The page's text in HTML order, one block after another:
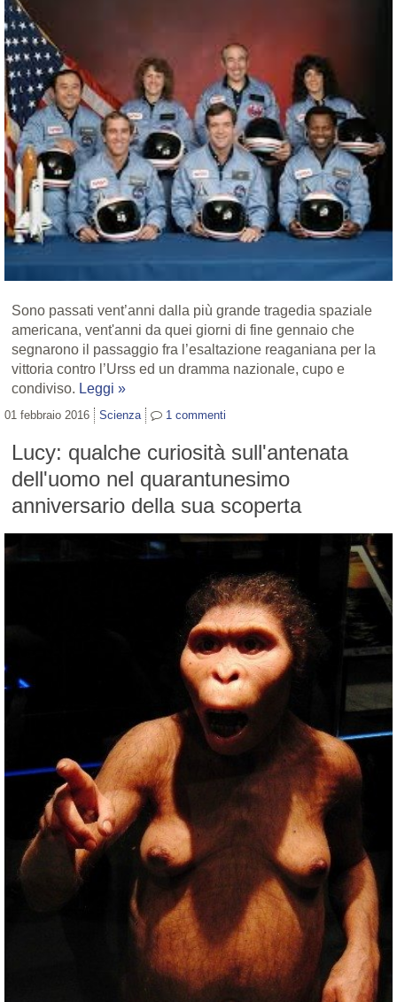
Sono passati vent’anni dalla più grande tragedia spaziale
americana, vent'anni da quei giorni di fine gennaio che
segnarono il passaggio fra l’esaltazione reaganiana per la
vittoria contro l’Urss ed un dramma nazionale, cupo e
condiviso. Leggi »
01 febbraio 2016 Scienza 1 commenti
Lucy: qualche curiosità sull'antenata
dell'uomo nel quarantunesimo
anniversario della sua scoperta